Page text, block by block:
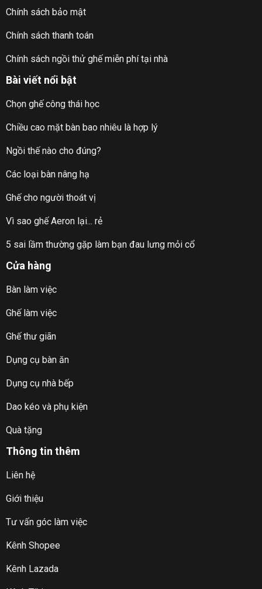
Chính sách bảo mật
Chính sách thanh toán
Chính sách ngồi thử ghế miễn phí tại nhà
Bài viết nổi bật
Chọn ghế công thái học
Chiều cao mặt bàn bao nhiêu là hợp lý
Ngồi thế nào cho đúng?
Các loại bàn nâng hạ
Ghế cho người thoát vị
Vì sao ghế Aeron lại... rẻ
5 sai lầm thường gặp làm bạn đau lưng mỏi cổ
Cửa hàng
Bàn làm việc
Ghế làm việc
Ghế thư giãn
Dụng cụ bàn ăn
Dụng cụ nhà bếp
Dao kéo và phụ kiện
Quà tặng
Thông tin thêm
Liên hệ
Giới thiệu
Tư vấn góc làm việc
Kênh Shopee
Kênh Lazada